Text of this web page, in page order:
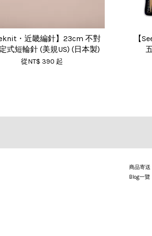
・近畿編針】23cm 不對
式短輪針 (美規US) (日本製)
從NT$ 390 起
【
商品寄
Blog一覽